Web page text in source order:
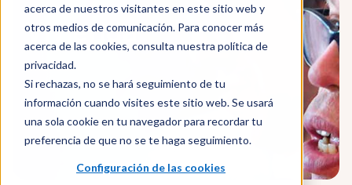
acerca de nuestros visitantes en este sitio web y
otros medios de comunicación. Para conocer más
acerca de las cookies, consulta nuestra política de
privacidad.
Si rechazas, no se hará seguimiento de tu
información cuando visites este sitio web. Se usará
una sola cookie en tu navegador para recordar tu
preferencia de que no se te haga seguimiento.
Configuración de las cookies
Vivienda